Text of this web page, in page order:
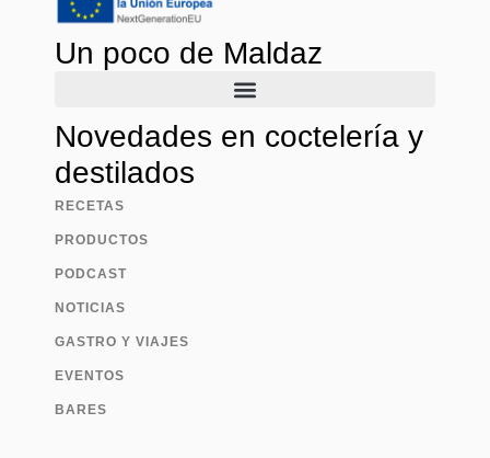
Un poco de Maldaz
Novedades en coctelería y
destilados
RECETAS
PRODUCTOS
PODCAST
NOTICIAS
GASTRO Y VIAJES
EVENTOS
BARES